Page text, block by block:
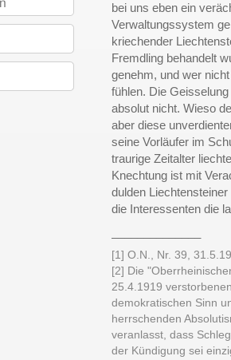
bei uns eben ein
Verwaltungssystem
kriechender
Fremdling behandelt
genehm, und wer
fühlen. Die
absolut nicht. Wieso
aber diese
seine Vorläufer im
traurige Zeitalter
Knechtung ist mit
dulden
die Interessenten die
[1] O.N., Nr. 39,
[2] Die
25.4.1919
demokratischen Sinn
herrschenden
veranlasst, dass
der Kündigung sei